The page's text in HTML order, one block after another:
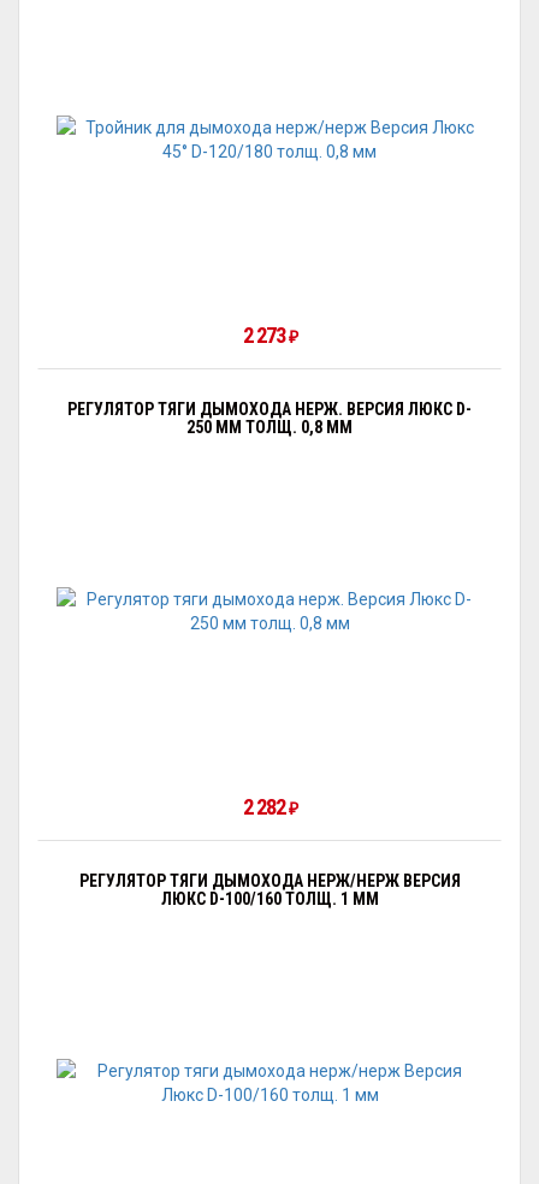
2 273₽
РЕГУЛЯТОР ТЯГИ ДЫМОХОДА НЕРЖ. ВЕРСИЯ ЛЮКС D-
250 ММ ТОЛЩ. 0,8 ММ
2 282₽
РЕГУЛЯТОР ТЯГИ ДЫМОХОДА НЕРЖ/НЕРЖ ВЕРСИЯ
ЛЮКС D-100/160 ТОЛЩ. 1 ММ